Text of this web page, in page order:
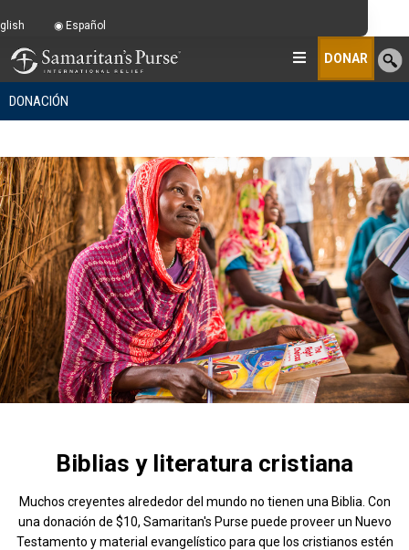
DONAR
DONACIÓN
Biblias y literatura cristiana
Muchos creyentes alrededor del mundo no tienen una Biblia. Con
una donación de $10, Samaritan's Purse puede proveer un Nuevo
Testamento y material evangelístico para que los cristianos estén
Español